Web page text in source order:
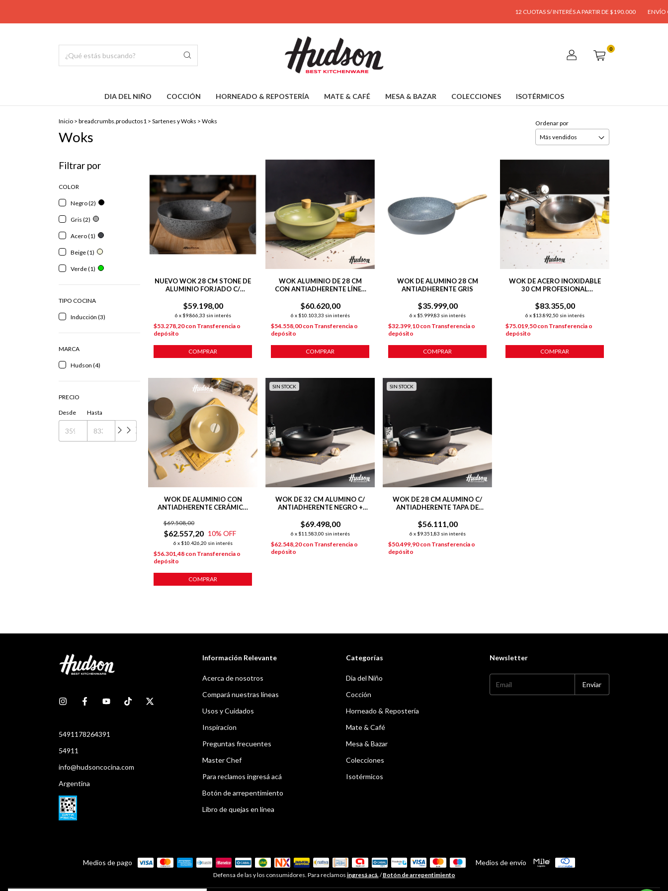
12 CUOTAS S/ INTERÉS A PARTIR DE $190.000 ENVÍO
0
DIA DEL NIÑO COCCIÓN HORNEADO & REPOSTERÍA MATE & CAFÉ MESA & BAZAR COLECCIONES ISOTÉRMICOS
Inicio > breadcrumbs.productos1 > Sartenes y Woks > Woks
Woks
Ordenar por
Filtrar por
COLOR
Negro (2)
Gris (2)
Acero (1)
Beige (1)
Verde (1)
TIPO COCINA
Inducción (3)
MARCA
Hudson (4)
PRECIO
Desde Hasta
NUEVO WOK 28 CM STONE DE
ALUMINIO FORJADO C/
INDUCCIÓN
$59.198,00
6 x $9.866,33 sin interés
$53.278,20con Transferencia o
depósito
COMPRAR
WOK ALUMINIO DE 28 CM
CON ANTIADHERENTE LÍNEA
$60.620,00
6 x $10.103,33 sin interés
$54.558,00con Transferencia o
depósito
COMPRAR
WOK DE ALUMINO 28 CM
ANTIADHERENTE GRIS
$35.999,00
6 x $5.999,83 sin interés
$32.399,10con Transferencia o
depósito
COMPRAR
WOK DE ACERO INOXIDABLE
30 CM PROFESIONAL
$83.355,00
6 x $13.892,50 sin interés
$75.019,50con Transferencia o
depósito
COMPRAR
WOK DE ALUMINIO CON
ANTIADHERENTE CERÁMICO
$62.557,20
$69.508,00
10% OFF
6 x $10.426,20 sin interés
$56.301,48 con Transferencia o
depósito
COMPRAR
SIN STOCK
WOK DE 32 CM ALUMINO C/
ANTIADHERENTE NEGRO +
$69.498,00
6 x $11.583,00 sin interés
$62.548,20con Transferencia o
depósito
SIN STOCK
WOK DE 28 CM ALUMINO C/
ANTIADHERENTE TAPA DE
$56.111,00
6 x $9.351,83 sin interés
$50.499,90con Transferencia o
depósito
5491178264391
54911
info@hudsoncocina.com
Argentina
Información Relevante
Acerca de nosotros
Compará nuestras líneas
Usos y Cuidados
Inspiracion
Preguntas frecuentes
Master Chef
Para reclamos ingresá acá
Botón de arrepentimiento
Libro de quejas en línea
Categorías
Dia del Niño
Cocción
Horneado & Repostería
Mate & Café
Mesa & Bazar
Colecciones
Isotérmicos
Newsletter
Medios de pago Medios de envío
Defensa de las y los consumidores. Para reclamos ingresá acá./ Botón de arrepentimiento